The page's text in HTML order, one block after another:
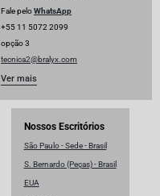
Fale peloWhatsApp
+55 11 5072 2099
opção 3
tecnica2@bralyx.com
Ver mais
Nossos Escritórios
São Paulo - Sede - Brasil
S. Bernardo (Peças) - Brasil
EUA